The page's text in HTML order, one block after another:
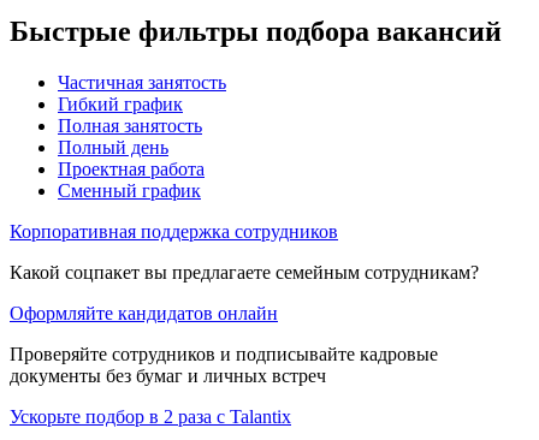
Быстрые фильтры подбора вакансий
Частичная занятость
Гибкий график
Полная занятость
Полный день
Проектная работа
Сменный график
Корпоративная поддержка сотрудников
Какой соцпакет вы предлагаете семейным сотрудникам?
Оформляйте кандидатов онлайн
Проверяйте сотрудников и подписывайте кадровые
документы без бумаг и личных встреч
Ускорьте подбор в 2 раза с Talantix